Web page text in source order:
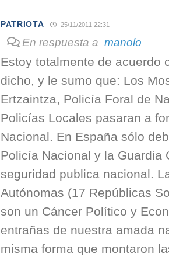
PATRIOTA 25/11/2011 22:31
En respuesta a manolo
Estoy totalmente de acuerdo
dicho, y le sumo que: Los
Ertzaintza, Policía Foral de
Policías Locales pasaran a
Nacional. En España sólo
Policía Nacional y la Guardia
seguridad publica nacional.
Autónomas (17 Repúblicas
son un Cáncer Político y
entrañas de nuestra amada
misma forma que montaron